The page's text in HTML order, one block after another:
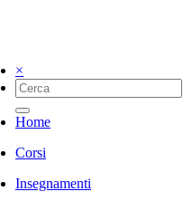
×
Home
Corsi
Insegnamenti